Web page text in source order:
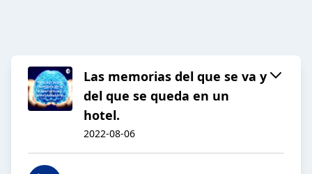
Las memorias del que se va y
del que se queda en un
hotel.
2022-08-06